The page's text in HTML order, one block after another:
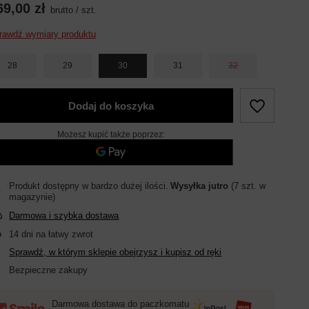
zł brutto /szt.
wymiary produktu
28 29 30 31 32
Dodaj do koszyka
Możesz kupić także poprzez:
Produkt dostępny w bardzo dużej ilości Wysyłka jutro (7 szt. w
magazynie)
Darmowa i szybka dostawa
14 dni na łatwy zwrot
Sprawdź, w którym sklepie obejrzysz i kupisz od ręki
Bezpieczne zakupy
Darmowa dostawa do paczkomatu